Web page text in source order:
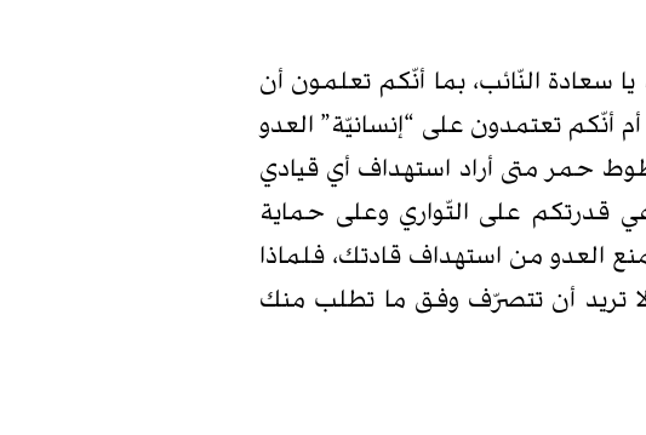
سعادة النّائب، بما أنّكم تعلمون أن
أنّكم تعتمدون على “إنسانيّة” العدو
حمر متى أراد استهداف أي قيادي
قدرتكم على التّواري وعلى حماية
العدو من استهداف قادتك، فلماذا
تريد أن تتصرّف وفق ما تطلب منك